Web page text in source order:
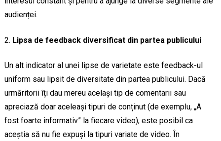
audienței.
Lipsa de feedback diversificat din partea publicului
Un alt indicator al unei lipse de varietate este feedback-ul
uniform sau lipsit de diversitate din partea publicului. Dacă
urmăritorii îți dau mereu același tip de comentarii sau
apreciază doar aceleași tipuri de conținut (de exemplu, „A
fost foarte informativ” la fiecare video), este posibil ca
aceștia să nu fie expuși la tipuri variate de video. În